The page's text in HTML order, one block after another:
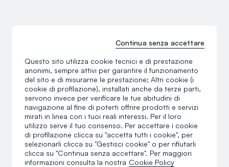
Questo sito utilizza cookie tecnici e di prestazione
anonimi, sempre attivi per garantire il funzionamento
del sito e di misurarne le prestazione; Altri cookie (i
cookie di profilazione), installati anche da terze parti,
servono invece per verificare le tue abitudini di
navigazione al fine di poterti offrire prodotti e servizi
mirati in linea con i tuoi reali interessi. Per il loro
utilizzo serve il tuo consenso. Per accettare i cookie
di profilazione clicca su "accetta tutti i cookie", per
selezionarli clicca su "Gestisci cookie" o per rifiutarli
clicca su "Continua senza accettare". Per maggiori
informazioni consulta la nostra Cookie Policy
Continua senza accettare